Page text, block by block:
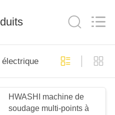
points
143
HWASHI machine de
soudage multi-points à